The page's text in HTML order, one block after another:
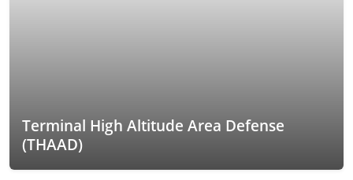
Terminal High Altitude Area Defense
(THAAD)